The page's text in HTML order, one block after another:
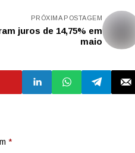
PRÓXIMA POSTAGEM
juros de 14,75% em
maio
*